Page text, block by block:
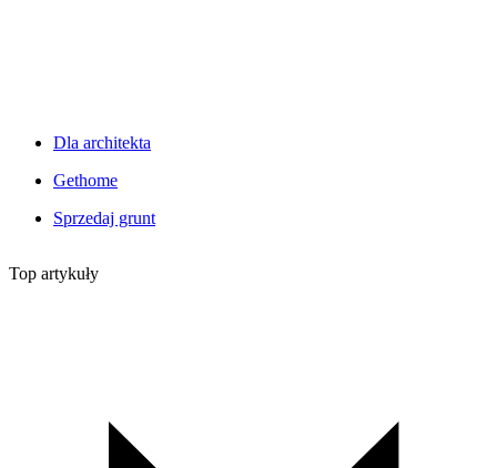
Dla architekta
Gethome
Sprzedaj grunt
Top artykuły